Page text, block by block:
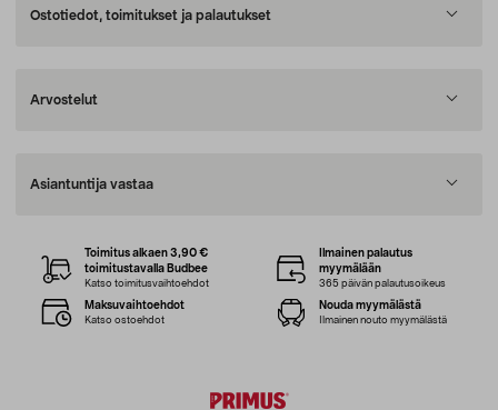
Ostotiedot, toimitukset ja palautukset
Arvostelut
Asiantuntija vastaa
Toimitus alkaen 3,90 €
toimitustavalla Budbee
Katso toimitusvaihtoehdot
Ilmainen palautus
myymälään
365 päivän palautusoikeus
Maksuvaihtoehdot
Katso ostoehdot
Nouda myymälästä
Ilmainen nouto myymälästä